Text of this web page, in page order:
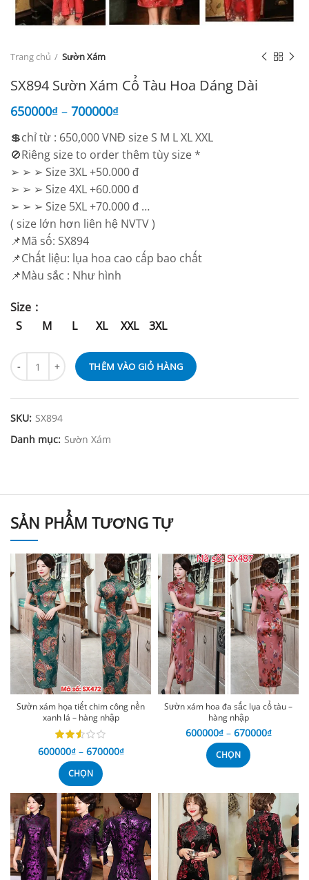
Trang chủ Sườn Xám
SX894 Sườn Xám Cổ Tàu Hoa Dáng Dài
650000₫ – 700000₫
💲chỉ từ : 650,000 VNĐ size S M L XL XXL
🚫Riêng size to order thêm tùy size *
➢ ➢ ➢ Size 3XL +50.000 đ
➢ ➢ ➢ Size 4XL +60.000 đ
➢ ➢ ➢ Size 5XL +70.000 đ …
( size lớn hơn liên hệ NVTV )
📌Mã số: SX894
📌Chất liệu: lụa hoa cao cấp bao chất
📌Màu sắc : Như hình
Size
S
M L XL XXL 3XL
THÊM VÀO GIỎ HÀNG
SKU: SX894
Danh mục: Sườn Xám
SẢN PHẨM TƯƠNG TỰ
Sườn xám họa tiết chim công nền
xanh lá – hàng nhập
600000₫ – 670000₫
CHỌN
Sườn xám hoa đa sắc lụa cổ tàu –
hàng nhập
600000₫ – 670000₫
CHỌN